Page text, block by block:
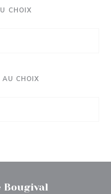
CHOIX
AU CHOIX
Bougival